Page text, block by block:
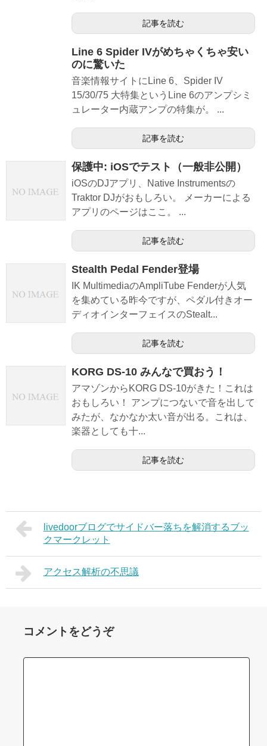
記事を読む
Line 6 Spider IVがめちゃくちゃ安い
のに驚いた
音楽情報サイトにLine 6、Spider IV
15/30/75 大特集というLine 6のアンプシミ
ュレーター内蔵アンプの特集が。 ...
記事を読む
保護中: iOSでテスト（一般非公開）
iOSのDJアプリ、Native Instrumentsの
Traktor DJがおもしろい。 メーカーによる
アプリのページはここ。 ...
記事を読む
Stealth Pedal Fender登場
IK MultimediaのAmpliTube Fenderが人気
を集めている昨今ですが、ペダル付きオー
ディオインターフェイスのStealt...
記事を読む
KORG DS-10 みんなで買おう！
アマゾンからKORG DS-10がきた！これは
おもしろい！ アンプにつないで音を出して
みたが、なかなか太い音が出る。これは、
楽器としても十...
記事を読む
livedoorブログでサイドバー落ちを解消するブッ
クマークレット
アクセス解析の不思議
コメントをどうぞ